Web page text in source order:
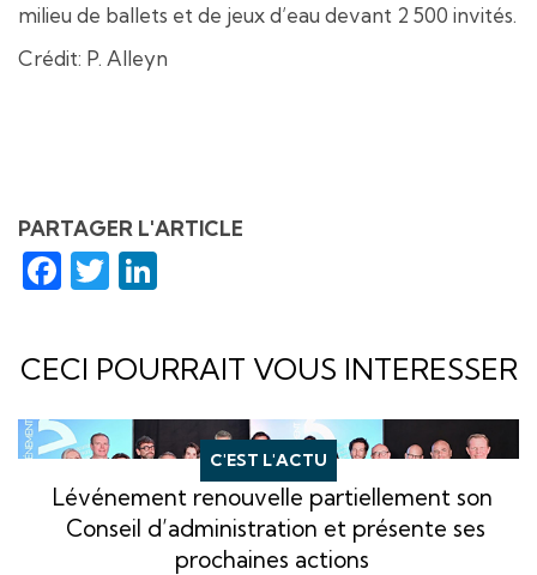
milieu de ballets et de jeux d’eau devant 2 500 invités.
Crédit: P. Alleyn
PARTAGER L'ARTICLE
Facebook
Twitter
CECI POURRAIT VOUS INTERESSER
C'EST L'ACTU
Lévénement renouvelle partiellement son
Conseil d’administration et présente ses
prochaines actions